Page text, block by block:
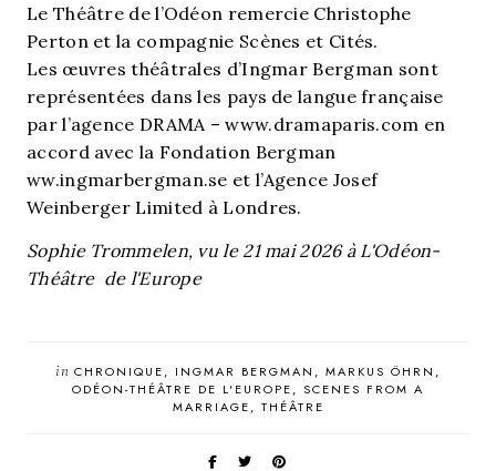
Le Théâtre de l’Odéon remercie Christophe
Perton et la compagnie Scènes et Cités.
Les œuvres théâtrales d’Ingmar Bergman sont
représentées dans les pays de langue française
par l’agence DRAMA – www.dramaparis.com en
accord avec la Fondation Bergman
ww.ingmarbergman.se et l’Agence Josef
Weinberger Limited à Londres.
Sophie Trommelen, vu le 21 mai 2026 à L'Odéon-
Théâtre de l'Europe
inCHRONIQUE INGMAR BERGMAN
MARKUS ÖHRN
ODÉON-THÉÂTRE DE L'EUROPE
SCENES FROM A
MARRIAGE
THÉÂTRE